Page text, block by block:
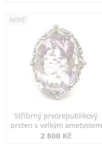
NOVÉ
Stříbrný prvorepublikový
prsten s velkým ametystem
2 800 Kč